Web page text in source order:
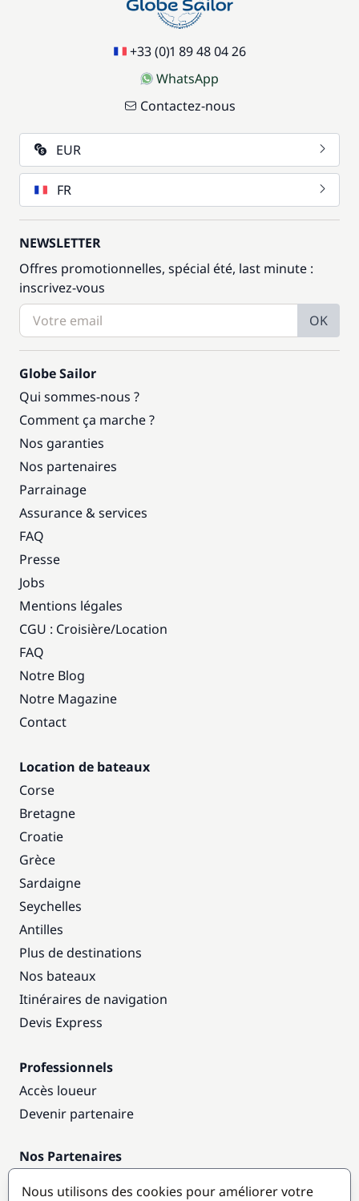
+33 (0)1 89 48 04 26
WhatsApp
Contactez-nous
EUR
FR
NEWSLETTER
Offres promotionnelles, spécial été, last minute :
inscrivez-vous
OK
Globe Sailor
Qui sommes-nous ?
Comment ça marche ?
Nos garanties
Nos partenaires
Parrainage
Assurance & services
FAQ
Presse
Jobs
Mentions légales
CGU : Croisière/Location
FAQ
Notre Blog
Notre Magazine
Contact
Location de bateaux
Corse
Bretagne
Croatie
Grèce
Sardaigne
Seychelles
Antilles
Plus de destinations
Nos bateaux
Itinéraires de navigation
Devis Express
Professionnels
Accès loueur
Devenir partenaire
Nos Partenaires
Nous utilisons des cookies pour améliorer votre